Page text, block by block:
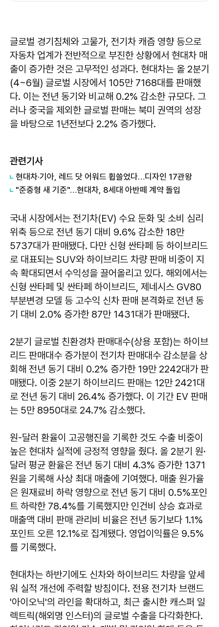
글로벌 경기침체와 고물가, 전기차 캐즘 영향 등으로
자동차 업계가 전반적으로 부진한 상황에서 현대차 매
출이 증가한 것은 고무적인 성과다. 현대차는 올 2분기
(4~6월) 글로벌 시장에서 105만 7168대를 판매했
다. 이는 전년 동기와 비교해 0.2% 감소한 규모다. 그
러나 중국을 제외한 글로벌 판매는 북미 권역의 성장
을 바탕으로 1년전보다 2.2% 증가했다.
관련기사
현대차·기아, 레드 닷 어워드 휩쓸었다…디자인 17관왕
"준중형 새 기준"…현대차, 8세대 아반떼 계약 돌입
국내 시장에서는 전기차(EV) 수요 둔화 및 소비 심리
위축 등으로 전년 동기 대비 9.6% 감소한 18만
5737대가 판매됐다. 다만 신형 싼타페 등 하이브리드
로 대표되는 SUV와 하이브리드 차량 판매 비중이 지
속 확대되면서 수익성을 끌어올리고 있다. 해외에서는
신형 싼타페 및 싼타페 하이브리드, 제네시스 GV80
부분변경 모델 등 고수익 신차 판매 본격화로 전년 동
기 대비 2.0% 증가한 87만 1431대가 판매됐다.
2분기 글로벌 친환경차 판매대수(상용 포함)는 하이브
리드 판매대수 증가분이 전기차 판매대수 감소분을 상
회해 전년 동기 대비 0.2% 증가한 19만 2242대가 판
매됐다. 이중 2분기 하이브리드 판매는 12만 2421대
로 전년 동기 대비 26.4% 증가했다. 이 기간 EV 판매
는 5만 8950대로 24.7% 감소했다.
원-달러 환율이 고공행진을 기록한 것도 수출 비중이
높은 현대차 실적에 긍정적 영향을 줬다. 올 2분기 원·
달러 평균 환율은 전년 동기 대비 4.3% 증가한 1371
원을 기록해 사상 최대 매출에 기여했다. 매출 원가율
은 원재료비 하락 영향으로 전년 동기 대비 0.5%포인
트 하락한 78.4%를 기록했지만 인건비 상승 효과로
매출액 대비 판매 관리비 비율은 전년 동기보다 1.1%
포인트 오른 12.1%로 집계됐다. 영업이익률은 9.5%
를 기록했다.
현대차는 하반기에도 신차와 하이브리드 차량을 앞세
워 실적 개선에 주력할 방침이다. 전용 전기차 브랜드
'아이오닉'의 라인을 확대하고, 최근 출시한 캐스퍼 일
렉트릭(해외명 인스터)의 글로벌 수출을 다각화한다.